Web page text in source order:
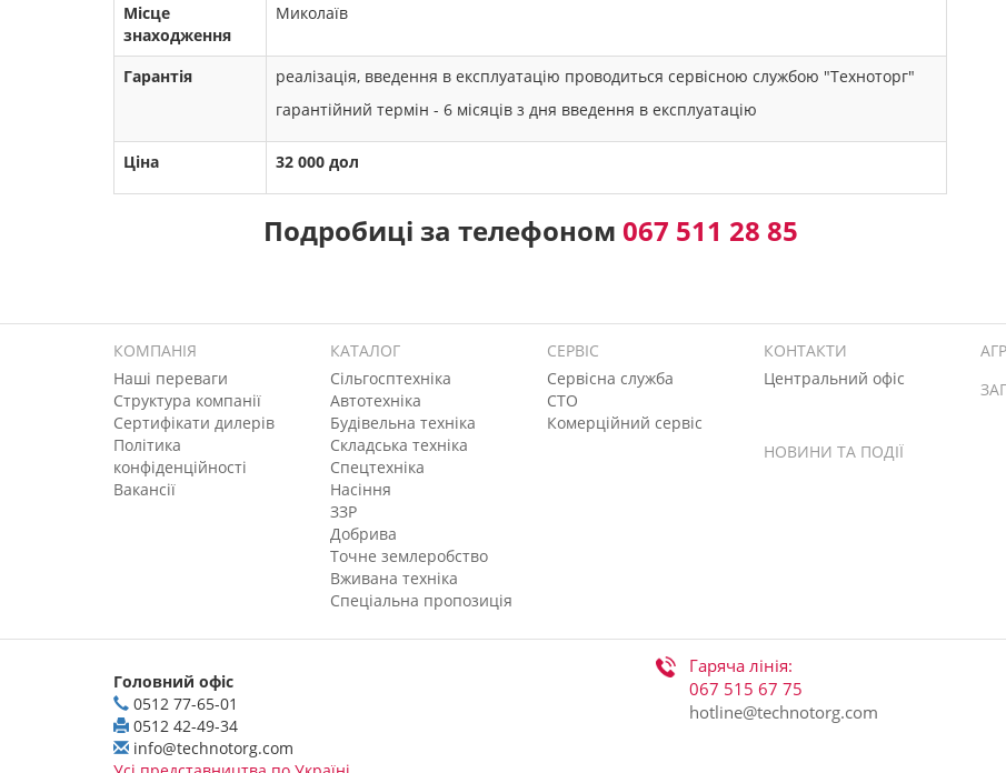
Місце
знаходження
Миколаїв
Гарантія
реалізація, введення в експлуатацію проводиться сервісною службою "Техноторг"
гарантійний термін - 6 місяців з дня введення в експлуатацію
Ціна 32 000 дол
Подробиці за телефоном 067 511 28 85
КОМПАНІЯ
Наші переваги
Структура компанії
Сертифікати дилерів
Політика
конфіденційності
Вакансії
КАТАЛОГ
Сільгосптехніка
Автотехніка
Будівельна техніка
Складська техніка
Спецтехніка
Насіння
ЗЗР
Добрива
Точне землеробство
Вживана техніка
Спеціальна пропозиція
СЕРВІС
Сервісна служба
СТО
Комерційний сервіс
КОНТАКТИ
Центральний офіс
НОВИНИ ТА ПОДІЇ
Головний офіс
0512 77-65-01
0512 42-49-34
info@technotorg.com
Гаряча лінія:
067 515 67 75
hotline@technotorg.com